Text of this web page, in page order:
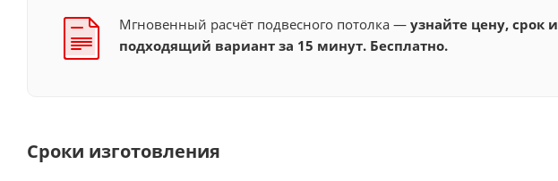
Мгновенный расчёт подвесного потолка —узнайте цену, срок и
подходящий вариант за 15 минут. Бесплатно.
Сроки изготовления